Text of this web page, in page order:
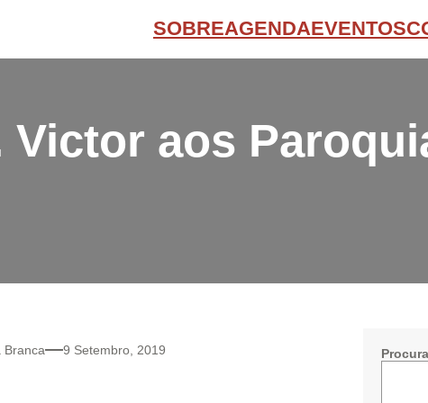
SOBREAGENDAEVENTOS
Victor aos
Branca 9 Setembro, 2019